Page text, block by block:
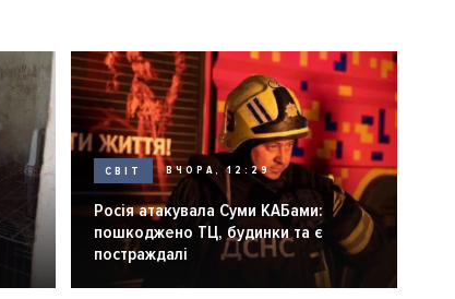
СВІТ ВЧОРА, 12:29
Росія атакувала Суми КАБами:
пошкоджено ТЦ, будинки та є
постраждалі